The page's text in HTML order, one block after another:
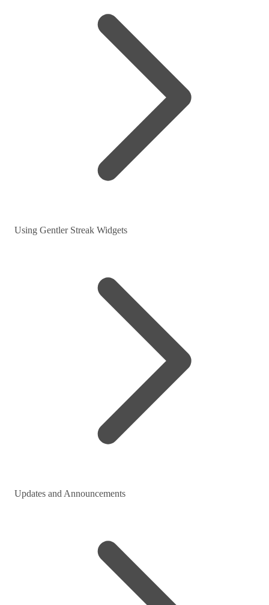
Using Gentler Streak Widgets
Updates and Announcements